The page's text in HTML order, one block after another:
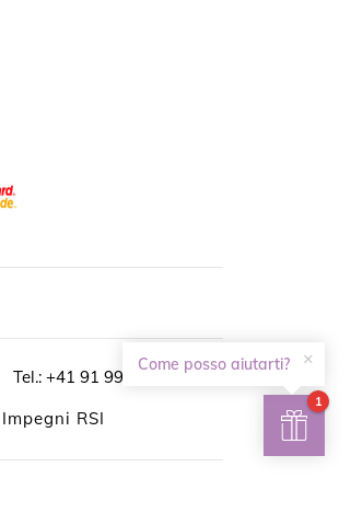
Tel.:+41 91 993 02 03
Impegni RSI
Come posso aiutarti? ×
1